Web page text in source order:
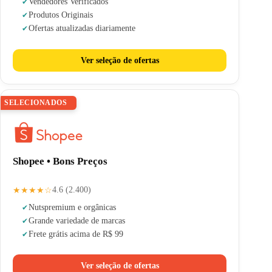
Produtos Originais
Ofertas atualizadas diariamente
Ver seleção de ofertas
SELECIONADOS
Shopee • Bons Preços
★★★★☆4.6 (2.400)
Nutspremium e orgânicas
Grande variedade de marcas
Frete grátis acima de R$ 99
Ver seleção de ofertas